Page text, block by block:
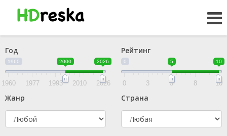
Год
1960 2000 2026
1960 1977 1993 2010 2026
Рейтинг
0 5 10
0 3 5 8 10
Жанр Страна